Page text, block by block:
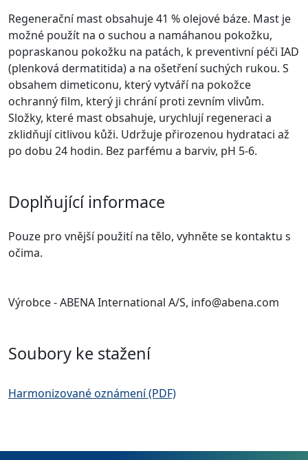
Regenerační mast obsahuje 41 % olejové báze. Mast je
možné použít na o suchou a namáhanou pokožku,
popraskanou pokožku na patách, k preventivní péči IAD
(plenková dermatitida) a na ošetření suchých rukou. S
obsahem dimeticonu, který vytváří na pokožce
ochranný film, který ji chrání proti zevním vlivům.
Složky, které mast obsahuje, urychlují regeneraci a
zklidňují citlivou kůži. Udržuje přirozenou hydrataci až
po dobu 24 hodin. Bez parfému a barviv, pH 5-6.
Doplňující informace
Pouze pro vnější použití na tělo, vyhněte se kontaktu s
očima.
Výrobce - ABENA International A/S, info@abena.com
Soubory ke stažení
Harmonizované oznámení (PDF)